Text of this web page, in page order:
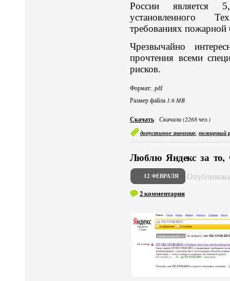
России является
установленного
требованиях пожарной
Чрезвычайно
прочтения всеми
рисков.
Формат: .pdf
Размер файла 1.6 MB
Скачать Скачали (2268 чел.)
допустимое значение ,пожарный
Люблю Яндекс за то,
12 ФЕВРАЛЯ
2 комментария